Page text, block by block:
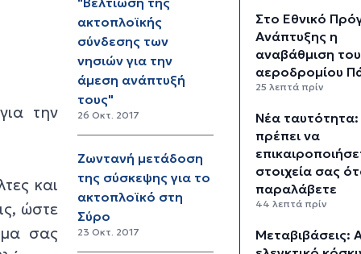
την
και
ώστε
σας
ακτοπλοϊκής
σύνδεσης των
νησιών για την
άμεση ανάπτυξή
τους"
26 Οκτ. 2017
Ζωντανή μετάδοση
της σύσκεψης για το
ακτοπλοϊκό στη
Σύρο
23 Οκτ. 2017
Στο Εθνικό
Ανάπτυξης η
αναβάθμιση του
αεροδρομίου
25 λεπτά πρίν
Νέα
πρέπει να
στοιχεία σας
παραλάβετε
44 λεπτά πρίν
Μεταβιβάσεις: